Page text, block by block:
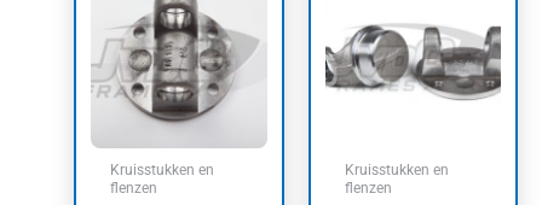
Kruisstukken en
flenzen
Kruisstukken en
flenzen